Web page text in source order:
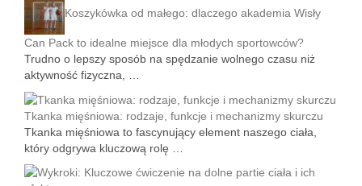
Koszykówka od małego: dlaczego akademia Wisły
Can Pack to idealne miejsce dla młodych sportowców?
Trudno o lepszy sposób na spędzanie wolnego czasu niż
aktywność fizyczna, …
Tkanka mięśniowa: rodzaje, funkcje i mechanizmy skurczu
Tkanka mięśniowa to fascynujący element naszego ciała,
który odgrywa kluczową rolę …